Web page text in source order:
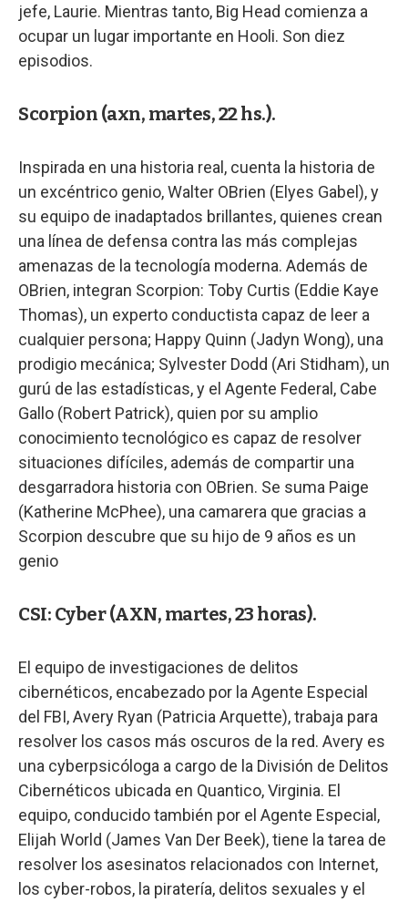
jefe, Laurie. Mientras tanto, Big Head comienza a
ocupar un lugar importante en Hooli. Son diez
episodios.
Scorpion (axn, martes, 22 hs.).
Inspirada en una historia real, cuenta la historia de
un excéntrico genio, Walter OBrien (Elyes Gabel), y
su equipo de inadaptados brillantes, quienes crean
una línea de defensa contra las más complejas
amenazas de la tecnología moderna. Además de
OBrien, integran Scorpion: Toby Curtis (Eddie Kaye
Thomas), un experto conductista capaz de leer a
cualquier persona; Happy Quinn (Jadyn Wong), una
prodigio mecánica; Sylvester Dodd (Ari Stidham), un
gurú de las estadísticas, y el Agente Federal, Cabe
Gallo (Robert Patrick), quien por su amplio
conocimiento tecnológico es capaz de resolver
situaciones difíciles, además de compartir una
desgarradora historia con OBrien. Se suma Paige
(Katherine McPhee), una camarera que gracias a
Scorpion descubre que su hijo de 9 años es un
genio
CSI: Cyber (AXN, martes, 23 horas).
El equipo de investigaciones de delitos
cibernéticos, encabezado por la Agente Especial
del FBI, Avery Ryan (Patricia Arquette), trabaja para
resolver los casos más oscuros de la red. Avery es
una cyberpsicóloga a cargo de la División de Delitos
Cibernéticos ubicada en Quantico, Virginia. El
equipo, conducido también por el Agente Especial,
Elijah World (James Van Der Beek), tiene la tarea de
resolver los asesinatos relacionados con Internet,
los cyber-robos, la piratería, delitos sexuales y el